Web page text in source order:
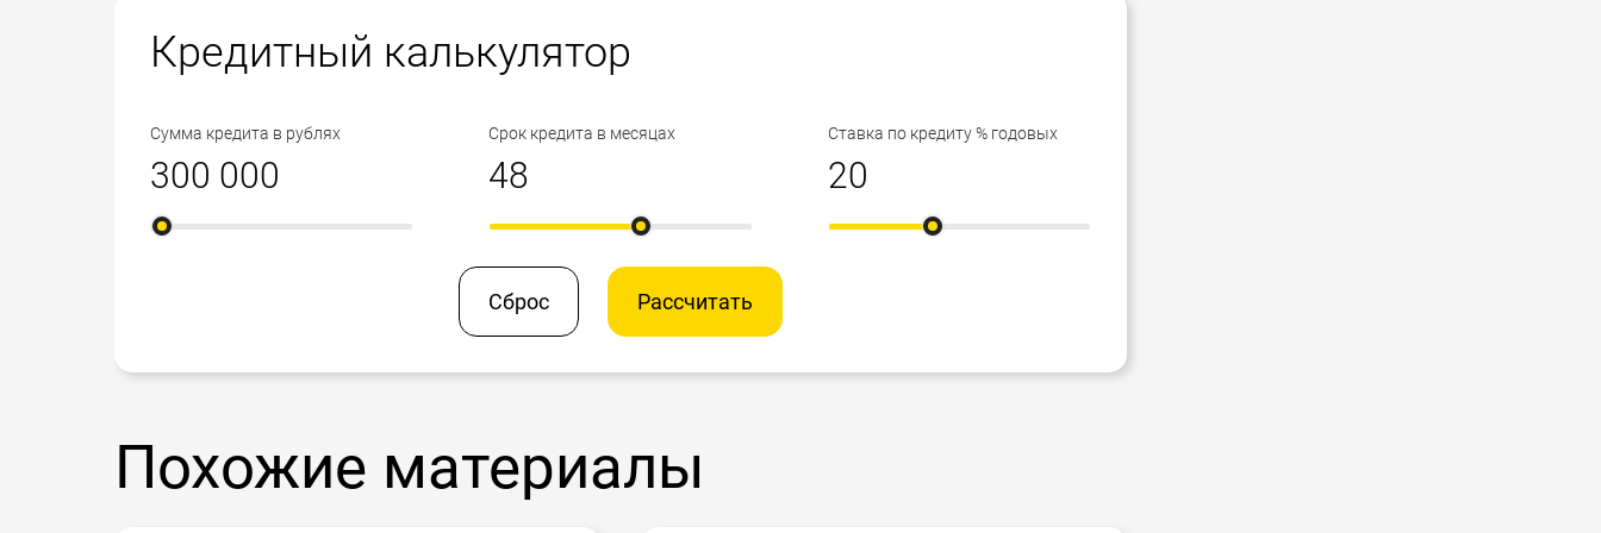
Кредитный калькулятор
Сумма кредита в рублях Срок кредита в месяцах Ставка по кредиту % годовых
Сброс Рассчитать
Похожие материалы